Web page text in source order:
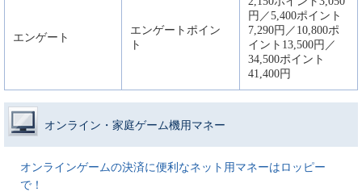
エンゲート
エンゲートポイン
ト
円／5,400ポイント
7,290円／10,800ポ
イント13,500円／
34,500ポイント
41,400円
オンライン・家庭ゲーム機用マネー
オンラインゲームの決済に便利なネット用マネーはロッピー
で！